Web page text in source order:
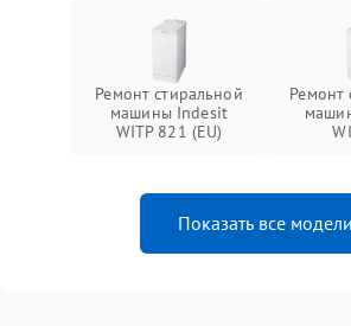
Ремонт стиральной
машины Indesit
WITP 821 (EU)
Ремонт
Показать все модели